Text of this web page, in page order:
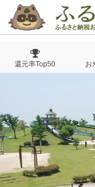
還元率Top50 お